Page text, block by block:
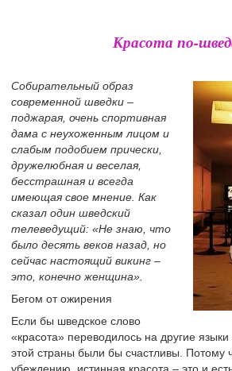
Красота по-
Собирательный образ
современной шведки –
поджарая, очень спортивная
дама с неухоженным лицом и
слабым подобием прически,
дружелюбная и веселая,
бесстрашная и всегда
имеющая свое мнение. Как
сказал один шведский
телеведущий: «Не знаю, что
было десять веков назад, но
сейчас настоящий викинг –
это, конечно женщина».
Бегом от ожирения
Если бы шведское слово
«красота» переводилось на другие
этой страны были бы счастливы. Потому